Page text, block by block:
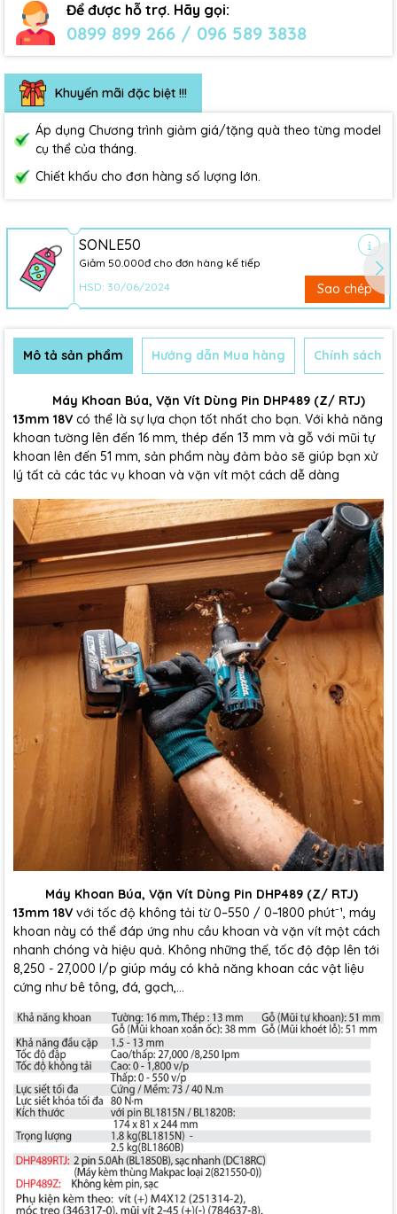
Để được hỗ trợ. Hãy gọi:
0899 899 266 / 096 589 3838
Khuyến mãi đặc biệt !!!
Áp dụng Chương trình giảm giá/tặng quà theo từng model
cụ thể của tháng.
Chiết khấu cho đơn hàng số lượng lớn.
SONLE50
Giảm 50.000đ cho đơn hàng kế tiếp
HSD: 30/06/2024
Sao chép
Mô tả sản phẩm Hướng dẫn Mua hàng Chính sách
Máy Khoan Búa, Vặn Vít Dùng Pin DHP489 (Z/ RTJ)
13mm 18V có thể là sự lựa chọn tốt nhất cho bạn. Với khả năng
khoan tường lên đến 16 mm, thép đến 13 mm và gỗ với mũi tự
khoan lên đến 51 mm, sản phẩm này đảm bảo sẽ giúp bạn xử
lý tất cả các tác vụ khoan và vặn vít một cách dễ dàng
Máy Khoan Búa, Vặn Vít Dùng Pin DHP489 (Z/ RTJ)
13mm 18V với tốc độ không tải từ 0–550 / 0–1800 phút⁻¹, máy
khoan này có thể đáp ứng nhu cầu khoan và vặn vít một cách
nhanh chóng và hiệu quả. Không những thế, tốc độ đập lên tới
8,250 - 27,000 l/p giúp máy có khả năng khoan các vật liệu
cứng như bê tông, đá, gạch,...